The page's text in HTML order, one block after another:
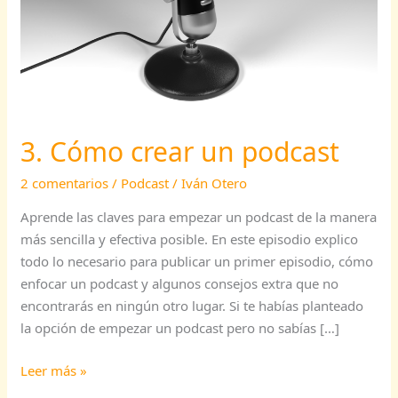
3. Cómo crear un podcast
2 comentarios / Podcast /Iván Otero
Aprende las claves para empezar un podcast de la manera
más sencilla y efectiva posible. En este episodio explico
todo lo necesario para publicar un primer episodio, cómo
enfocar un podcast y algunos consejos extra que no
encontrarás en ningún otro lugar. Si te habías planteado
la opción de empezar un podcast pero no sabías […]
Leer más »